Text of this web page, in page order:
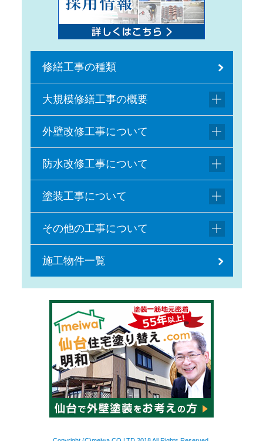
修繕工事の種類
大規模修繕工事の概要
外壁改修工事について
防水改修工事について
塗装工事について
その他の工事について
施工物件一覧